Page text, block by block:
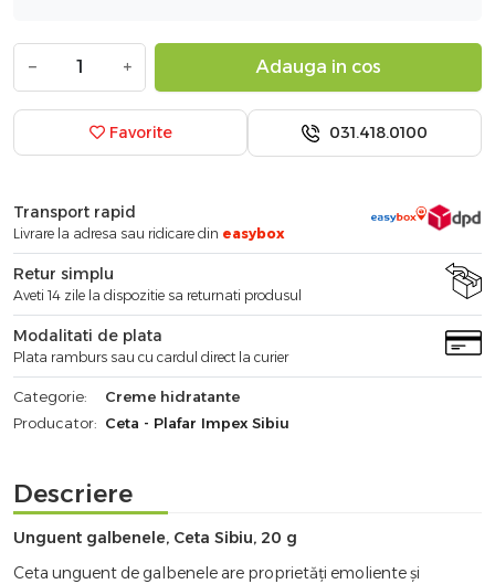
− + Adauga in cos
Favorite 031.418.0100
Transport rapid
Livrare la adresa sau ridicare din easybox
Retur simplu
Aveti 14 zile la dispozitie sa returnati produsul
Modalitati de plata
Plata ramburs sau cu cardul direct la curier
Categorie:
Creme hidratante
Producator: Ceta - Plafar Impex Sibiu
Descriere
Unguent galbenele, Ceta Sibiu, 20 g
Ceta unguent de galbenele are proprietăți emoliente și